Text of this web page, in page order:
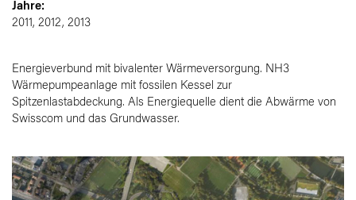
Jahre:
2011, 2012, 2013
Energieverbund mit bivalenter Wärmeversorgung. NH3
Wärmepumpeanlage mit fossilen Kessel zur
Spitzenlastabdeckung. Als Energiequelle dient die Abwärme von
Swisscom und das Grundwasser.